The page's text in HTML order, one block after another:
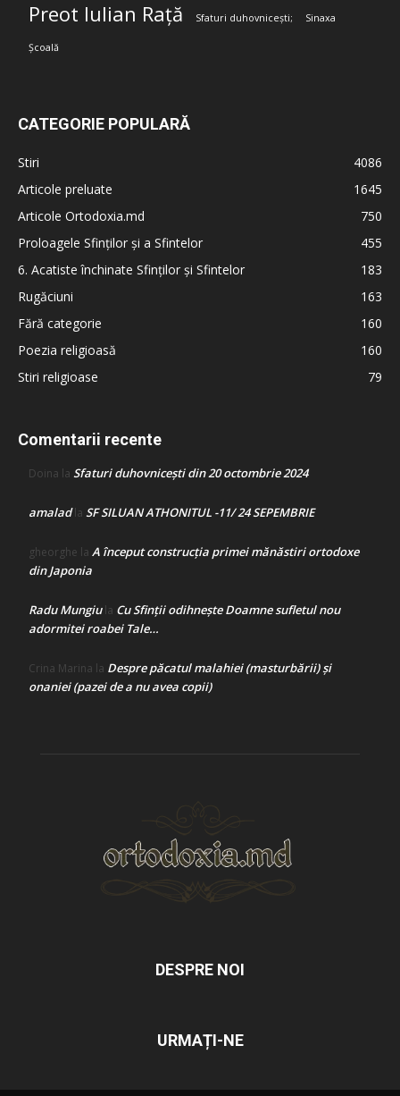
Preot Iulian Rață Sfaturi duhovnicești; Sinaxa
Școală
CATEGORIE POPULARĂ
Stiri
4086
Articole preluate
1645
Articole Ortodoxia.md
750
Proloagele Sfinților și a Sfintelor
455
6. Acatiste închinate Sfinților și Sfintelor
183
Rugăciuni
163
Fără categorie
160
Poezia religioasă
160
Stiri religioase
79
Comentarii recente
Doina la Sfaturi duhovnicești din 20 octombrie 2024
amaladla SF SILUAN ATHONITUL -11/ 24 SEPEMBRIE
gheorghe la A început construcţia primei mănăstiri ortodoxe
din Japonia
Radu Mungiula Cu Sfinții odihnește Doamne sufletul nou
adormitei roabei Tale…
Crina Marina la Despre păcatul malahiei (masturbării) şi
onaniei (pazei de a nu avea copii)
DESPRE NOI
URMAȚI-NE